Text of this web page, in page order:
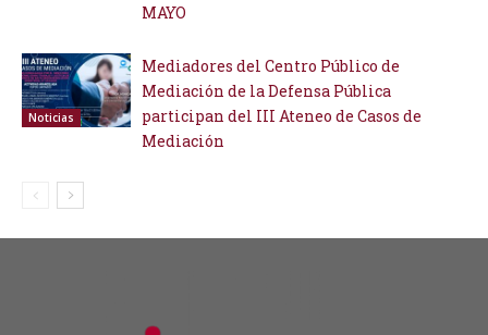
MAYO
Noticias
Mediadores del Centro Público de
Mediación de la Defensa Pública
participan del III Ateneo de Casos de
Mediación